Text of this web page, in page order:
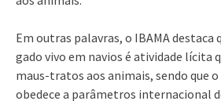
Em outras palavras, o IBAMA destaca
gado vivo em navios é atividade lícita
maus-tratos aos animais, sendo que
obedece a parâmetros internacional